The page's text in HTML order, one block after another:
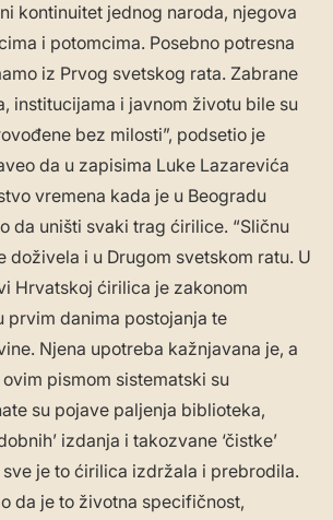
kontinuitet jednog naroda, njegova
i potomcima. Posebno potresna
iz Prvog svetskog rata. Zabrane
institucijama i javnom životu bile su
bez milosti”, podsetio je
da u zapisima Luke Lazarevića
vremena kada je u Beogradu
da uništi svaki trag ćirilice. “Sličnu
doživela i u Drugom svetskom ratu. U
Hrvatskoj ćirilica je zakonom
prvim danima postojanja te
Njena upotreba kažnjavana je, a
pismom sistematski su
su pojave paljenja biblioteka,
izdanja i takozvane ‘čistke’
je to ćirilica izdržala i prebrodila.
da je to životna specifičnost,